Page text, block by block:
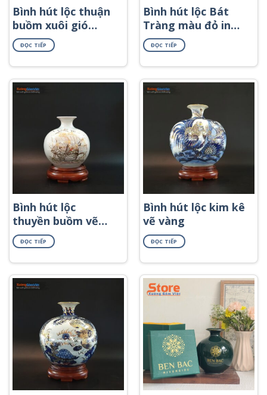
Bình hút lộc thuận
buồm xuôi gió
hanh vàng
ĐỌC TIẾP
Bình hút lộc Bát
Tràng màu đỏ in
logo họa tiết hoa
sen in decal vàng
BHL-34
ĐỌC TIẾP
Bình hút lộc
thuyền buồm vẽ
vàng in logo
ĐỌC TIẾP
Bình hút lộc kim kê
vẽ vàng
ĐỌC TIẾP